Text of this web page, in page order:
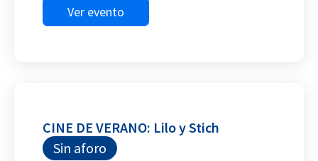
Ver evento
CINE DE VERANO: Lilo y Stich
Sin aforo